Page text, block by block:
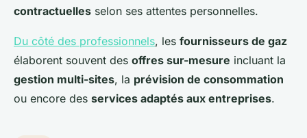
contractuelles selon ses attentes personnelles.
Du côté des professionnels, les fournisseurs de gaz
élaborent souvent des offres sur-mesure incluant la
gestion multi-sites, la prévision de consommation
ou encore des services adaptés aux entreprises.